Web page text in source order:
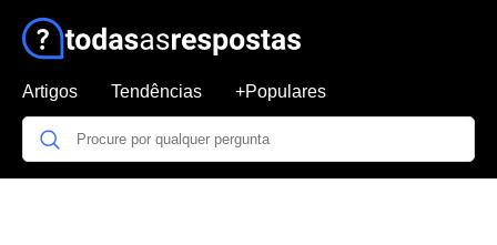
Artigos Tendências +Populares